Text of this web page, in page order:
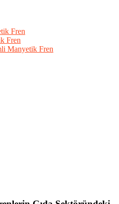
Fren
Fren
Manyetik Fren